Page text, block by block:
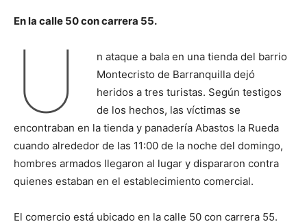
En la calle 50 con carrera 55.
U
n ataque a bala en una tienda del barrio
Montecristo de Barranquilla dejó
heridos a tres turistas. Según testigos
de los hechos, las víctimas se
encontraban en la tienda y panadería Abastos la Rueda
cuando alrededor de las 11:00 de la noche del domingo,
hombres armados llegaron al lugar y dispararon contra
quienes estaban en el establecimiento comercial.
El comercio está ubicado en la calle 50 con carrera 55.